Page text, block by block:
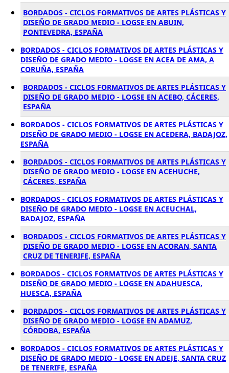
BORDADOS - CICLOS FORMATIVOS DE ARTES PLÁSTICAS Y
DISEÑO DE GRADO MEDIO - LOGSE EN ABUIN,
PONTEVEDRA, ESPAÑA
BORDADOS - CICLOS FORMATIVOS DE ARTES PLÁSTICAS Y
DISEÑO DE GRADO MEDIO - LOGSE EN ACEA DE AMA, A
CORUÑA, ESPAÑA
BORDADOS - CICLOS FORMATIVOS DE ARTES PLÁSTICAS Y
DISEÑO DE GRADO MEDIO - LOGSE EN ACEBO, CÁCERES,
ESPAÑA
BORDADOS - CICLOS FORMATIVOS DE ARTES PLÁSTICAS Y
DISEÑO DE GRADO MEDIO - LOGSE EN ACEDERA, BADAJOZ,
ESPAÑA
BORDADOS - CICLOS FORMATIVOS DE ARTES PLÁSTICAS Y
DISEÑO DE GRADO MEDIO - LOGSE EN ACEHUCHE,
CÁCERES, ESPAÑA
BORDADOS - CICLOS FORMATIVOS DE ARTES PLÁSTICAS Y
DISEÑO DE GRADO MEDIO - LOGSE EN ACEUCHAL,
BADAJOZ, ESPAÑA
BORDADOS - CICLOS FORMATIVOS DE ARTES PLÁSTICAS Y
DISEÑO DE GRADO MEDIO - LOGSE EN ACORAN, SANTA
CRUZ DE TENERIFE, ESPAÑA
BORDADOS - CICLOS FORMATIVOS DE ARTES PLÁSTICAS Y
DISEÑO DE GRADO MEDIO - LOGSE EN ADAHUESCA,
HUESCA, ESPAÑA
BORDADOS - CICLOS FORMATIVOS DE ARTES PLÁSTICAS Y
DISEÑO DE GRADO MEDIO - LOGSE EN ADAMUZ,
CÓRDOBA, ESPAÑA
BORDADOS - CICLOS FORMATIVOS DE ARTES PLÁSTICAS Y
DISEÑO DE GRADO MEDIO - LOGSE EN ADEJE, SANTA CRUZ
DE TENERIFE, ESPAÑA